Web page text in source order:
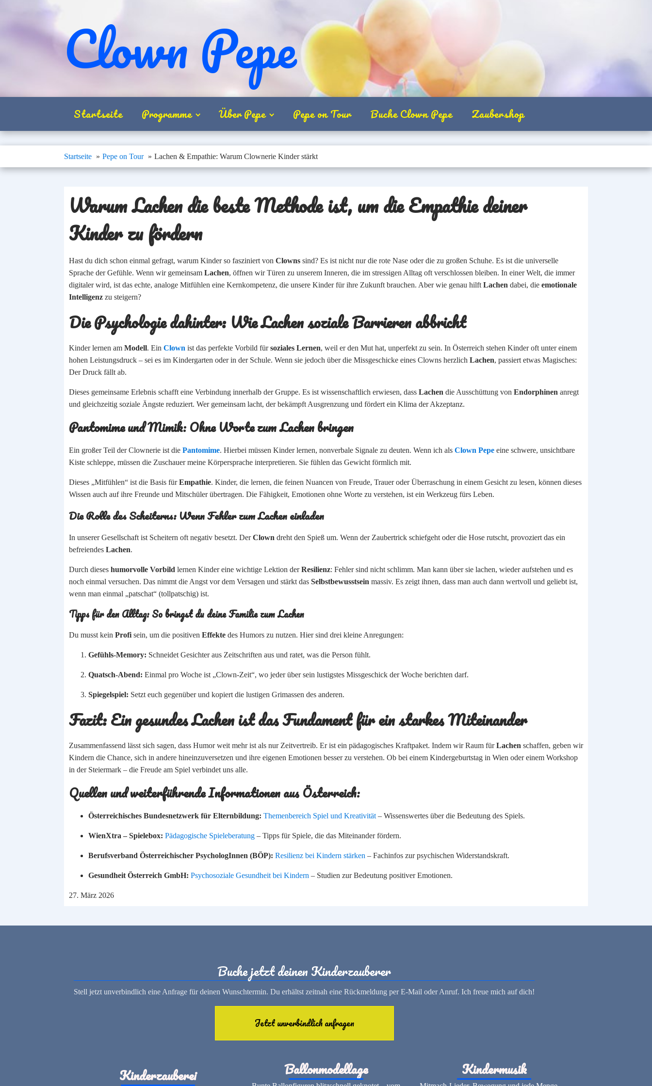
Clown Pepe
Startseite Programme Über Pepe Pepe on Tour Buche Clown Pepe Zaubershop
Startseite Pepe on Tour Lachen & Empathie: Warum Clownerie Kinder stärkt
Warum Lachen die beste Methode ist, um die Empathie deiner
Kinder zu fördern
Hast du dich schon einmal gefragt, warum Kinder so fasziniert von Clowns sind? Es ist nicht nur die rote Nase oder die zu großen Schuhe. Es ist die universelle
Sprache der Gefühle. Wenn wir gemeinsam Lachen, öffnen wir Türen zu unserem Inneren, die im stressigen Alltag oft verschlossen bleiben. In einer Welt, die immer
digitaler wird, ist das echte, analoge Mitfühlen eine Kernkompetenz, die unsere Kinder für ihre Zukunft brauchen. Aber wie genau hilft Lachen dabei, die emotionale
Intelligenz zu steigern?
Die Psychologie dahinter: Wie Lachen soziale Barrieren abbricht
Kinder lernen am Modell. Ein Clown ist das perfekte Vorbild fürsoziales Lernen, weil er den Mut hat, unperfekt zu sein. In Österreich stehen Kinder oft unter einem
hohen Leistungsdruck – sei es im Kindergarten oder in der Schule. Wenn sie jedoch über die Missgeschicke eines Clowns herzlich Lachen, passiert etwas Magisches:
Der Druck fällt ab.
Dieses gemeinsame Erlebnis schafft eine Verbindung innerhalb der Gruppe. Es ist wissenschaftlich erwiesen, dass Lachen die Ausschüttung von Endorphinen anregt
und gleichzeitig soziale Ängste reduziert. Wer gemeinsam lacht, der bekämpft Ausgrenzung und fördert ein Klima der Akzeptanz.
Pantomime und Mimik: Ohne Worte zum Lachen bringen
Ein großer Teil der Clownerie ist die Pantomime. Hierbei müssen Kinder lernen, nonverbale Signale zu deuten. Wenn ich als Clown Pepe eine schwere, unsichtbare
Kiste schleppe, müssen die Zuschauer meine Körpersprache interpretieren. Sie fühlen das Gewicht förmlich mit.
Dieses „Mitfühlen“ ist die Basis fürEmpathie. Kinder, die lernen, die feinen Nuancen von Freude, Trauer oder Überraschung in einem Gesicht zu lesen, können dieses
Wissen auch auf ihre Freunde und Mitschüler übertragen. Die Fähigkeit, Emotionen ohne Worte zu verstehen, ist ein Werkzeug fürs Leben.
Die Rolle des Scheiterns: Wenn Fehler zum Lachen einladen
In unserer Gesellschaft ist Scheitern oft negativ besetzt. DerClown dreht den Spieß um. Wenn der Zaubertrick schiefgeht oder die Hose rutscht, provoziert das ein
befreiendes Lachen.
Durch dieses humorvolle Vorbild lernen Kinder eine wichtige Lektion derResilienz: Fehler sind nicht schlimm. Man kann über sie lachen, wieder aufstehen und es
noch einmal versuchen. Das nimmt die Angst vor dem Versagen und stärkt das Selbstbewusstsein massiv. Es zeigt ihnen, dass man auch dann wertvoll und geliebt ist,
wenn man einmal „patschat“ (tollpatschig) ist.
Tipps für den Alltag: So bringst du deine Familie zum Lachen
Du musst kein Profi sein, um die positiven Effekte des Humors zu nutzen. Hier sind drei kleine Anregungen:
Gefühls-Memory: Schneidet Gesichter aus Zeitschriften aus und ratet, was die Person fühlt.
Quatsch-Abend: Einmal pro Woche ist „Clown-Zeit“, wo jeder über sein lustigstes Missgeschick der Woche berichten darf.
Spiegelspiel: Setzt euch gegenüber und kopiert die lustigen Grimassen des anderen.
Fazit: Ein gesundes Lachen ist das Fundament für ein starkes Miteinander
Zusammenfassend lässt sich sagen, dass Humor weit mehr ist als nur Zeitvertreib. Er ist ein pädagogisches Kraftpaket. Indem wir Raum fürLachen schaffen, geben wir
Kindern die Chance, sich in andere hineinzuversetzen und ihre eigenen Emotionen besser zu verstehen. Ob bei einem Kindergeburtstag in Wien oder einem Workshop
in der Steiermark – die Freude am Spiel verbindet uns alle.
Quellen und weiterführende Informationen aus Österreich:
Österreichisches Bundesnetzwerk für Elternbildung: Themenbereich Spiel und Kreativität – Wissenswertes über die Bedeutung des Spiels.
WienXtra – Spielebox: Pädagogische Spieleberatung – Tipps für Spiele, die das Miteinander fördern.
Berufsverband Österreichischer PsychologInnen (BÖP): Resilienz bei Kindern stärken – Fachinfos zur psychischen Widerstandskraft.
Gesundheit Österreich GmbH: Psychosoziale Gesundheit bei Kindern – Studien zur Bedeutung positiver Emotionen.
27. März 2026
Buche jetzt deinen Kinderzauberer
Stell jetzt unverbindlich eine Anfrage für deinen Wunschtermin. Du erhältst zeitnah eine Rückmeldung per E-Mail oder Anruf. Ich freue mich auf dich!
Jetzt unverbindlich anfragen
Kinderzauberei Ballonmodellage Kindermusik